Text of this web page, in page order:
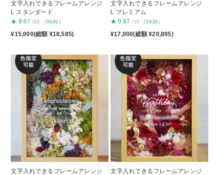
文字入れできるフレームアレンジ
L スタンダード
★ 9.67 /10 （5630）
¥15,000(総額 ¥18,585)
文字入れできるフレームアレンジ
L プレミアム
★ 9.67 /10 （5630）
¥17,000(総額 ¥20,895)
文字入れできるフレームアレンジ
文字入れできるフレームアレンジ